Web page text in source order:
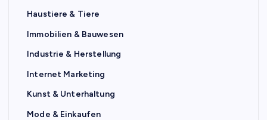
Haustiere & Tiere
Immobilien & Bauwesen
Industrie & Herstellung
Internet Marketing
Kunst & Unterhaltung
Mode & Einkaufen